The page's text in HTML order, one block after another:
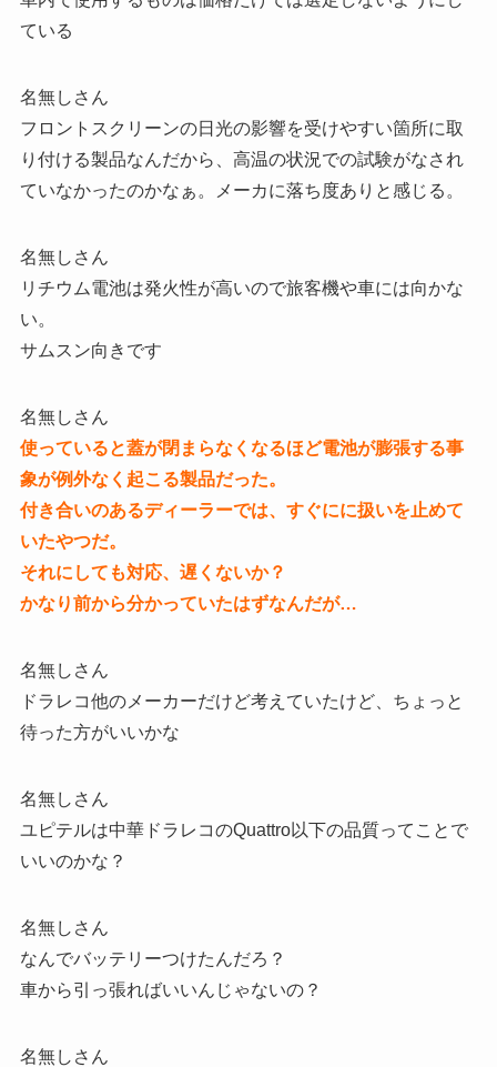
ている
名無しさん
フロントスクリーンの日光の影響を受けやすい箇所に取
り付ける製品なんだから、高温の状況での試験がなされ
ていなかったのかなぁ。メーカに落ち度ありと感じる。
名無しさん
リチウム電池は発火性が高いので旅客機や車には向かな
い。
サムスン向きです
名無しさん
使っていると蓋が閉まらなくなるほど電池が膨張する事
象が例外なく起こる製品だった。
付き合いのあるディーラーでは、すぐにに扱いを止めて
いたやつだ。
それにしても対応、遅くないか？
かなり前から分かっていたはずなんだが…
名無しさん
ドラレコ他のメーカーだけど考えていたけど、ちょっと
待った方がいいかな
名無しさん
ユピテルは中華ドラレコのQuattro以下の品質ってことで
いいのかな？
名無しさん
なんでバッテリーつけたんだろ？
車から引っ張ればいいんじゃないの？
名無しさん